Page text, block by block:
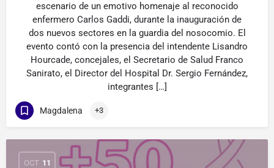
escenario de un emotivo homenaje al reconocido
enfermero Carlos Gaddi, durante la inauguración de
dos nuevos sectores en la guardia del nosocomio. El
evento contó con la presencia del intendente Lisandro
Hourcade, concejales, el Secretario de Salud Franco
Sanirato, el Director del Hospital Dr. Sergio Fernández,
integrantes […]
Magdalena +3
OCT 11